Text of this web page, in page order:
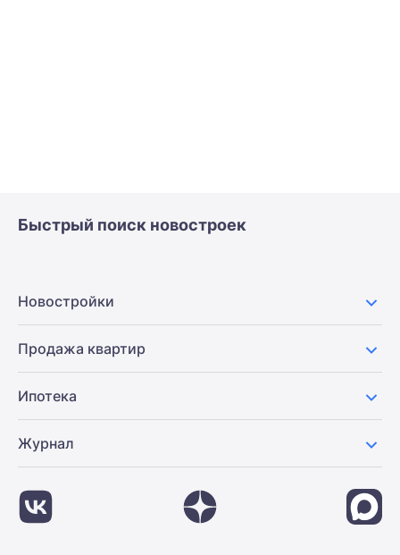
Быстрый поиск новостроек
Новостройки
Продажа квартир
Ипотека
Журнал